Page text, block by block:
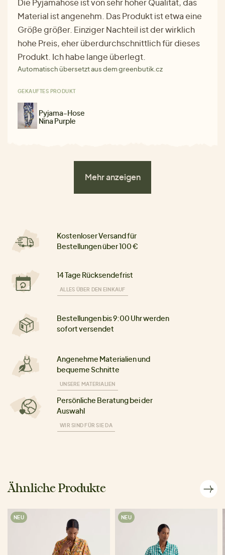
Material ist angenehm. Das Produkt ist etwa eine
Größe größer. Einziger Nachteil ist der wirklich
hohe Preis, eher überdurchschnittlich für dieses
Produkt. Ich habe lange überlegt.
Automatisch übersetzt aus dem greenbutik.cz
GEKAUFTES PRODUKT
Pyjama-Hose
Nina Purple
Mehr anzeigen
Kostenloser Versand für
Bestellungen über 100 €
14 Tage Rücksendefrist
ALLES ÜBER DEN EINKAUF
Bestellungen bis 9:00 Uhr werden
sofort versendet
Angenehme Materialien und
bequeme Schnitte
UNSERE MATERIALIEN
Persönliche Beratung bei der
Auswahl
WIR SIND FÜR SIE DA
Ähnliche Produkte
NEU NEU